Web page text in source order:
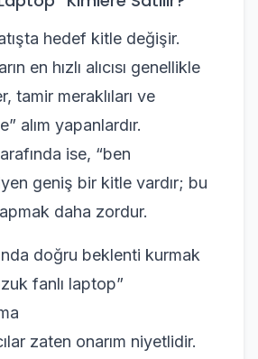
hedef kitle değişir.
en hızlı alıcısı genellikle
tamir meraklıları ve
alım yapanlardır.
ise, “ben
geniş bir kitle vardır; bu
daha zordur.
doğru beklenti kurmak
fanlı laptop”
zaten onarım niyetlidir.